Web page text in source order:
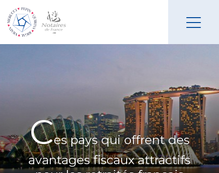
Ces pays qui offrent des
avantages fiscaux attractifs